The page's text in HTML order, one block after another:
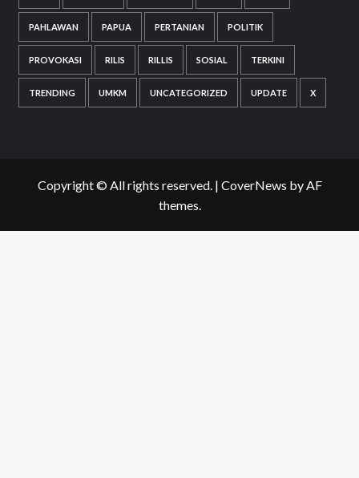
PAHLAWAN PAPUA PERTANIAN POLITIK
PROVOKASI RILIS RILLIS SOSIAL TERKINI
TRENDING UMKM UNCATEGORIZED UPDATE X
Copyright © All rights reserved. | CoverNews by AF
themes.